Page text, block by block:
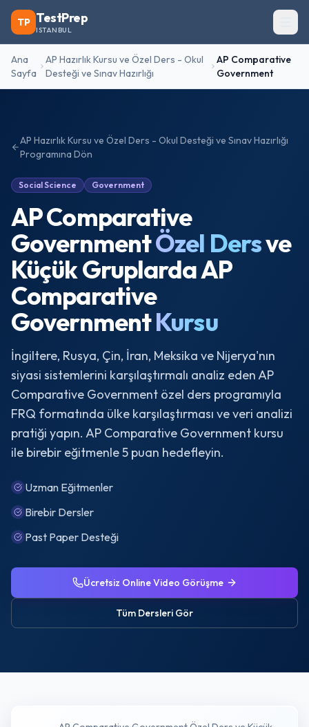
TP TestPrep
ISTANBUL
Ana
Sayfa
AP Hazırlık Kursu ve Özel Ders - Okul
Desteği ve Sınav Hazırlığı
AP Comparative
Government
AP Hazırlık Kursu ve Özel Ders - Okul Desteği ve Sınav Hazırlığı
Programına Dön
Social Science Government
AP Comparative
GovernmentÖzel Dersve
Küçük GruplardaAP
Comparative
GovernmentKursu
İngiltere, Rusya, Çin, İran, Meksika ve Nijerya'nın
siyasi sistemlerini karşılaştırmalı analiz eden AP
Comparative Government özel ders programıyla
FRQ formatında ülke karşılaştırması ve veri analizi
pratiği yapın. AP Comparative Government kursu
ile birebir eğitmenle 5 puan hedefleyin.
Uzman Eğitmenler
Birebir Dersler
Past Paper Desteği
Ücretsiz Online Video Görüşme
Tüm Dersleri Gör